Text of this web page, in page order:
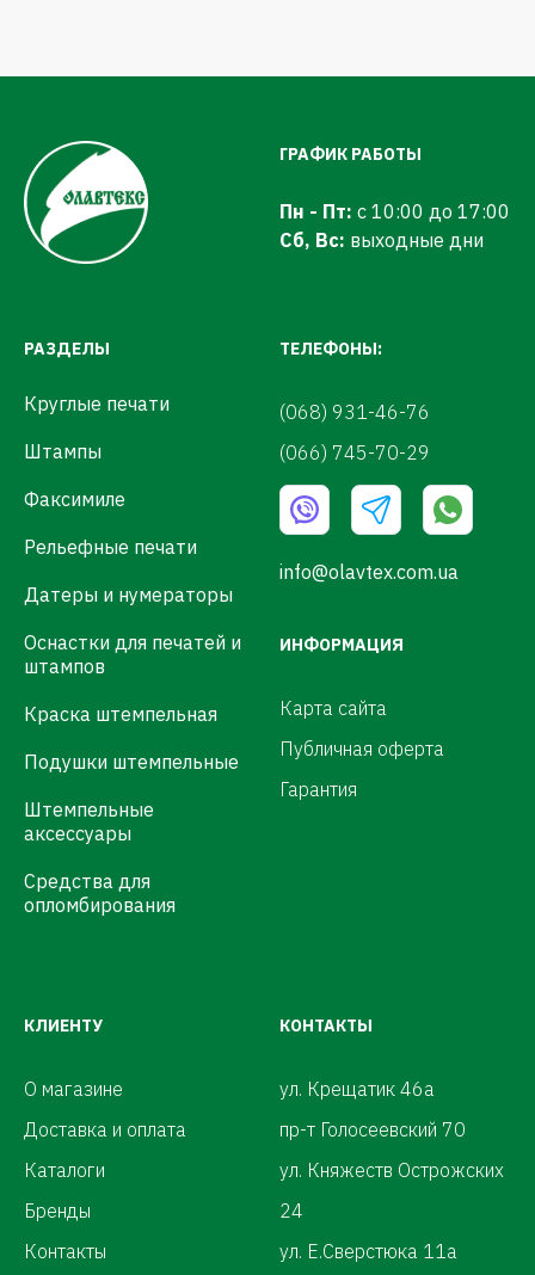
ГРАФИК РАБОТЫ
Пн - Пт: с 10:00 до 17:00
Сб, Вс: выходные дни
РАЗДЕЛЫ
Круглые печати
Штампы
Факсимиле
Рельефные печати
Датеры и нумераторы
Оснастки для печатей и
штампов
Краска штемпельная
Подушки штемпельные
Штемпельные
аксессуары
Средства для
опломбирования
ТЕЛЕФОНЫ:
(068) 931-46-76
(066) 745-70-29
info@olavtex.com.ua
ИНФОРМАЦИЯ
Карта сайта
Публичная оферта
Гарантия
КЛИЕНТУ
О магазине
Доставка и оплата
Каталоги
Бренды
Контакты
КОНТАКТЫ
ул. Крещатик 46а
пр-т Голосеевский 70
ул. Княжеств Острожских
24
ул. Е.Сверстюка 11а